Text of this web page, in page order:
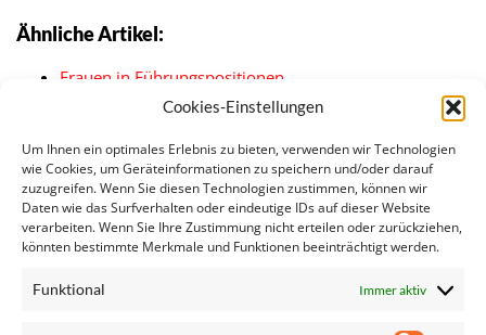
Cookies-Einstellungen
Um Ihnen ein optimales Erlebnis zu bieten, verwenden wir Technologien
wie Cookies, um Geräteinformationen zu speichern und/oder darauf
zuzugreifen. Wenn Sie diesen Technologien zustimmen, können wir
Daten wie das Surfverhalten oder eindeutige IDs auf dieser Website
verarbeiten. Wenn Sie Ihre Zustimmung nicht erteilen oder zurückziehen,
könnten bestimmte Merkmale und Funktionen beeinträchtigt werden.
Funktional Immer aktiv
Ähnliche Artikel:
Frauen in Führungspositionen
Anhörungen der designierten EU-KommissarInnen
SPÖ-Delegation im EU-Parlament gratuliert Petra
Bayr…
Schieder/Regner: Neuer EU-Kommission steht…
SPÖ-EU-Delegation gratuliert Evelyn Regner zum
MEP…
Regner: Europäischer Gerichtshof bekommt mehr
RichterInnen